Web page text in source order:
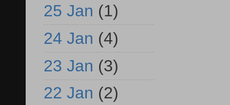
25 Jan (1)
24 Jan (4)
23 Jan (3)
22 Jan (2)